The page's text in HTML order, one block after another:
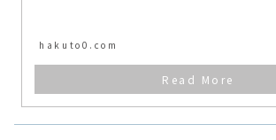
hakuto0.com